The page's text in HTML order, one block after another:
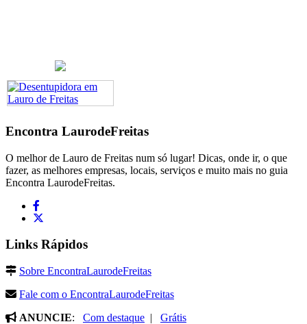
Encontra LaurodeFreitas
O melhor de Lauro de Freitas num só lugar! Dicas, onde ir, o que
fazer, as melhores empresas, locais, serviços e muito mais no guia
Encontra LaurodeFreitas.
Links Rápidos
Sobre EncontraLaurodeFreitas
Fale com o EncontraLaurodeFreitas
ANUNCIE: Com destaque | Grátis